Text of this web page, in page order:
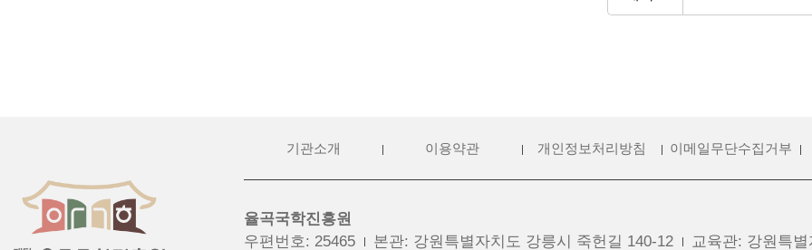
기관소개 이용약관 개인정보처리방침 이메일무단수집거부
율곡국학진흥원
우편번호: 25465 본관: 강원특별자치도 강릉시 죽헌길 140-12 교육관: 강원특